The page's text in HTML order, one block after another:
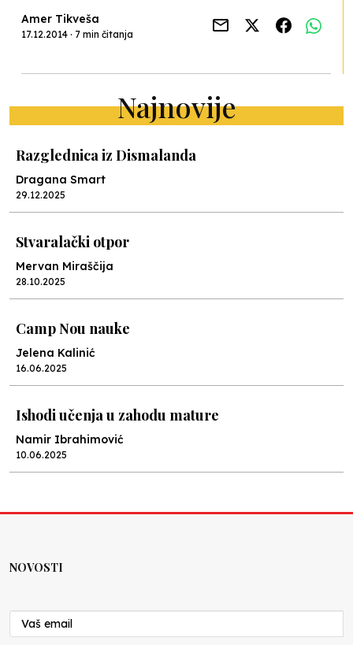
Amer Tikveša
17.12.2014 · 7 min čitanja
Najnovije
Razglednica iz Dismalanda
Dragana Smart
29.12.2025
Stvaralački otpor
Mervan Miraščija
28.10.2025
Camp Nou nauke
Jelena Kalinić
16.06.2025
Ishodi učenja u zahodu mature
Namir Ibrahimović
10.06.2025
Nenad Veličković
29.10.2024
NOVOSTI